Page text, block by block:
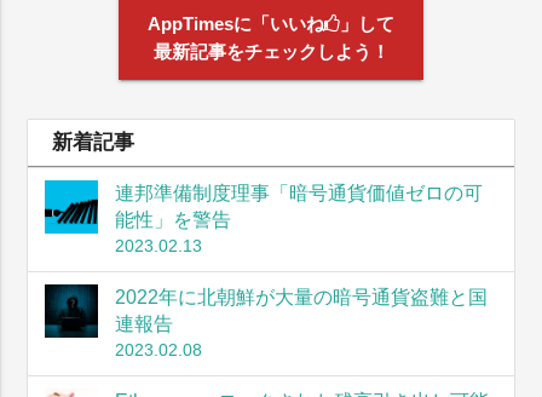
AppTimesに「いいね
」して
最新記事をチェックしよう！
新着記事
連邦準備制度理事「暗号通貨価値ゼロの可
能性」を警告
2023.02.13
2022年に北朝鮮が大量の暗号通貨盗難と国
連報告
2023.02.08